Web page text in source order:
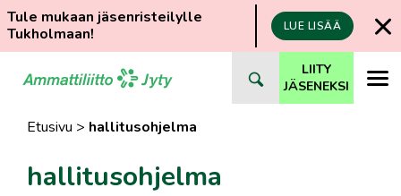
Tule mukaan jäsenristeilylle
Tukholmaan!
LUE LISÄÄ
suoraan
LIITY
JÄSENEKSI
Etusivu > hallitusohjelma
hallitusohjelma